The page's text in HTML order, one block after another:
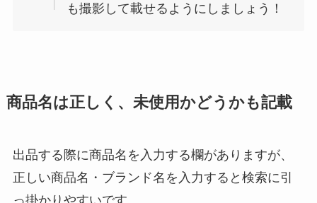
も撮影して載せるようにしましょう！
商品名は正しく、未使用かどうかも記載
出品する際に商品名を入力する欄がありますが、
正しい商品名・ブランド名を入力すると検索に引
っ掛かりやすいです。